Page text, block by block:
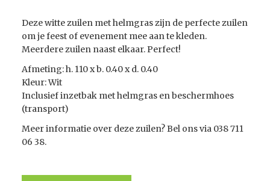
Deze witte zuilen met helmgras zijn de perfecte zuilen
om je feest of evenement mee aan te kleden.
Meerdere zuilen naast elkaar. Perfect!
Afmeting: h. 110 x b. 0.40 x d. 0.40
Kleur: Wit
Inclusief inzetbak met helmgras en beschermhoes
(transport)
Meer informatie over deze zuilen? Bel ons via 038 711
06 38.